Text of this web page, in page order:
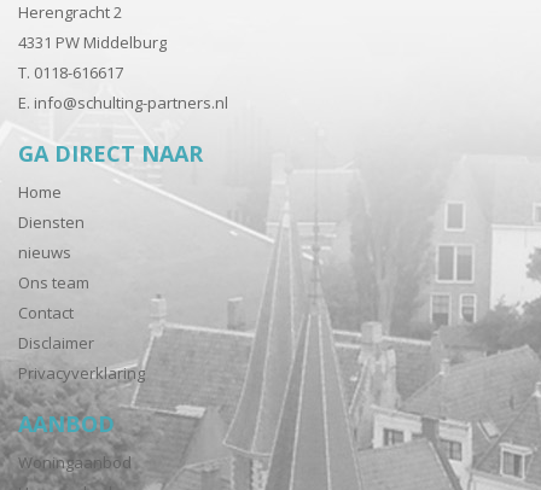
Herengracht 2
4331 PW Middelburg
T. 0118-616617
E. info@schulting-partners.nl
GA DIRECT NAAR
Home
Diensten
nieuws
Ons team
Contact
Disclaimer
Privacyverklaring
AANBOD
Woningaanbod